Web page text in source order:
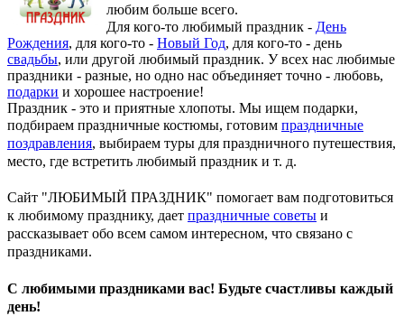
любим больше всего.
Для кого-то любимый праздник - День
Рождения, для кого-то - Новый Год, для кого-то - день
свадьбы, или другой любимый праздник. У всех нас любимые
праздники - разные, но одно нас объединяет точно - любовь,
подарки и хорошее настроение!
Праздник - это и приятные хлопоты. Мы ищем подарки,
подбираем праздничные костюмы, готовим праздничные
поздравления, выбираем туры для праздничного путешествия,
место, где встретить любимый праздник и т. д.
Сайт "ЛЮБИМЫЙ ПРАЗДНИК" помогает вам подготовиться
к любимому празднику, дает праздничные советы и
рассказывает обо всем самом интересном, что связано с
праздниками.
С любимыми праздниками вас! Будьте счастливы каждый
день!